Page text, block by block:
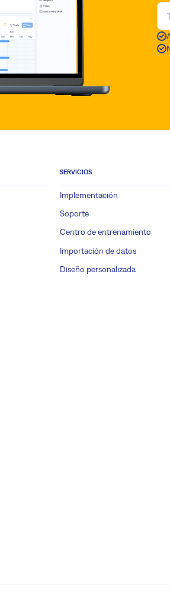
SERVICIOS
Implementación
Soporte
Centro de entrenamiento
Importación de datos
Diseño personalizada